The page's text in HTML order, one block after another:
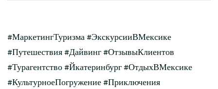
#МаркетингТуризма #ЭкскурсииВМексике
#Путешествия #Дайвинг #ОтзывыКлиентов
#Турагентство #Йкатеринбург #ОтдыхВМексике
#КультурноеПогружение #Приключения